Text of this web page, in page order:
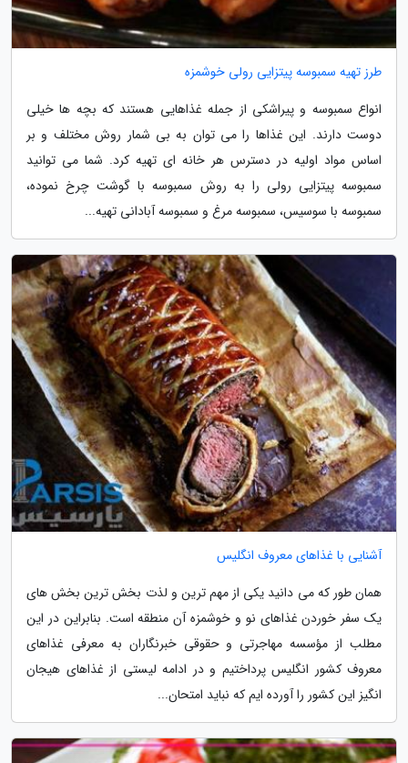
طرز تهیه سمبوسه پیتزایی رولی خوشمزه
انواع سمبوسه و پیراشکی از جمله غذاهایی هستند که بچه ها خیلی
دوست دارند. این غذاها را می توان به بی شمار روش مختلف و بر
اساس مواد اولیه در دسترس هر خانه ای تهیه کرد. شما می توانید
سمبوسه پیتزایی رولی را به روش سمبوسه با گوشت چرخ نموده،
سمبوسه با سوسیس، سمبوسه مرغ و سمبوسه آبادانی تهیه...
آشنایی با غذاهای معروف انگلیس
همان طور که می دانید یکی از مهم ترین و لذت بخش ترین بخش های
یک سفر خوردن غذاهای نو و خوشمزه آن منطقه است. بنابراین در این
مطلب از مؤسسه مهاجرتی و حقوقی خبرنگاران به معرفی غذاهای
معروف کشور انگلیس پرداختیم و در ادامه لیستی از غذاهای هیجان
انگیز این کشور را آورده ایم که نباید امتحان...